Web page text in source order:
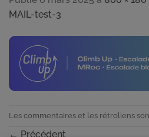
MAIL-test-3
Les commentaires et les rétroliens
← Précédent